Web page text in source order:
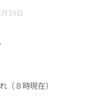
19日
時現在）